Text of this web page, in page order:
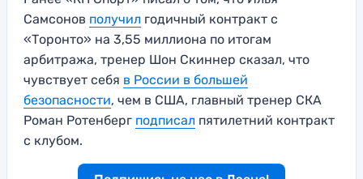
Самсонов получил годичный контракт с
«Торонто» на 3,55 миллиона по итогам
арбитража, тренер Шон Скиннер сказал, что
чувствует себя в России в большей
безопасности, чем в США, главный тренер СКА
Роман Ротенберг подписал пятилетний контракт
с клубом.